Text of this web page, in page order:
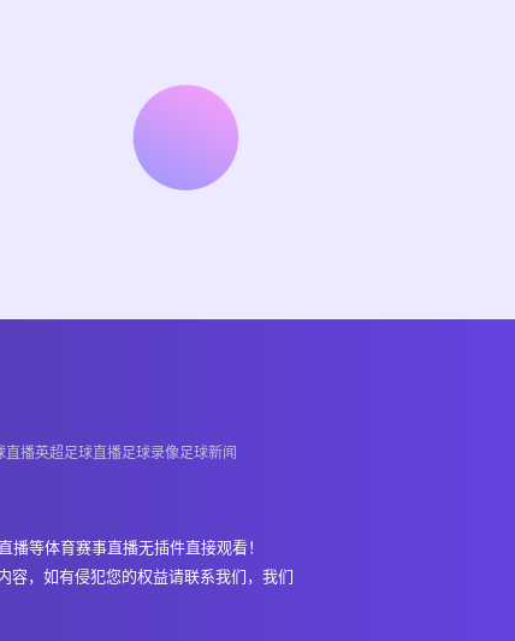
直播英超足球直播足球录像足球新闻
等体育赛事直播无插件直接观看！
容，如有侵犯您的权益请联系我们，我们